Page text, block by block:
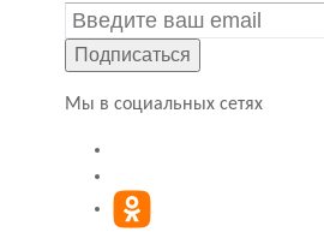
Подписаться
Мы в социальных сетях